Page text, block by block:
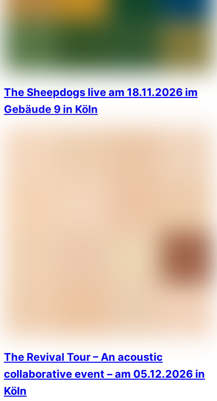
The Sheepdogs live am 18.11.2026 im
Gebäude 9 in Köln
The Revival Tour – An acoustic
collaborative event – am 05.12.2026 in
Köln